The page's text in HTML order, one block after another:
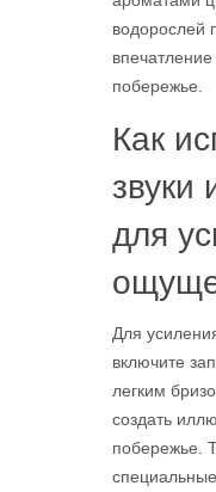
водорослей
побережье.
Как
звуки
для
Для
включите
легким
создать
побережье.